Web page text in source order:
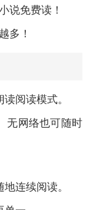
说免费读！
多！
阅读模式。
无网络也可随时
连续阅读。